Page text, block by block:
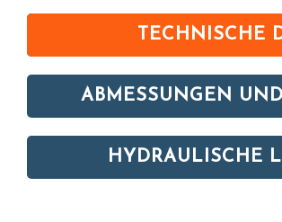
TECHNISCHE
ABMESSUNGEN
HYDRAULISCHE